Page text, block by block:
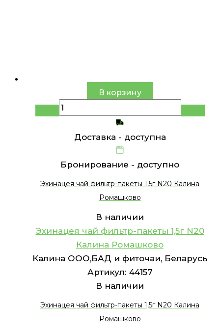
В корзину
Доставка - доступна
Бронирование - доступно
Эхинацея чай фильтр-пакеты 1,5г N20 Калина
Ромашково
В наличии
Эхинацея чай фильтр-пакеты 1,5г N20
Калина Ромашково
Калина ООО,БАД и фиточаи, Беларусь
Артикул: 44157
В наличии
Эхинацея чай фильтр-пакеты 1,5г N20 Калина
Ромашково